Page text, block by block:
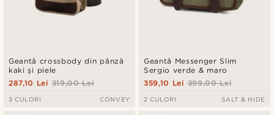
Geantă crossbody din pânză
kaki și piele
319,00 Lei
287,10 Lei
3 CULORI CONVEY
Geantă Messenger Slim
Sergio verde & maro
399,00 Lei
359,10 Lei
2 CULORI SALT & HIDE